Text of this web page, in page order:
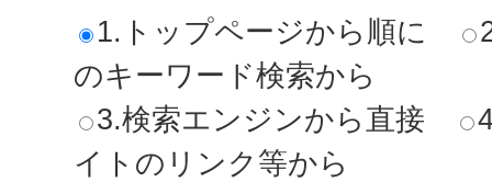
1.トップページから順に
のキーワード検索から
3.検索エンジンから直接
イトのリンク等から